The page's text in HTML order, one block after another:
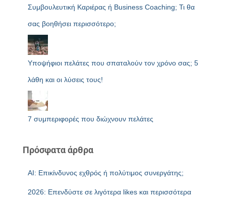
Συμβουλευτική Καριέρας ή Business Coaching; Τι θα
σας βοηθήσει περισσότερο;
Υποψήφιοι πελάτες που σπαταλούν τον χρόνο σας; 5
λάθη και οι λύσεις τους!
7 συμπεριφορές που διώχνουν πελάτες
Πρόσφατα άρθρα
AI: Επικίνδυνος εχθρός ή πολύτιμος συνεργάτης;
2026: Επενδύστε σε λιγότερα likes και περισσότερα